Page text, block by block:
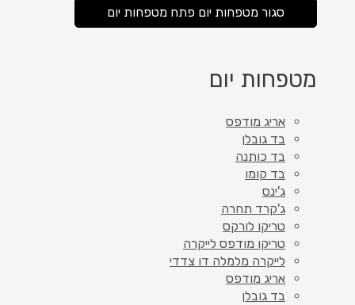
סגור מטפחות יום פתח מטפחות יום
מטפחות יום
אריג מודפס
בד גובלן
בד כותנה
בד קומו
ג'ינס
ג'קרד תחרה
טריקו לורקס
טריקו מודפס לייקרה
לייקרה מלמלה דו צדדי
אריג מודפס
בד גובלן